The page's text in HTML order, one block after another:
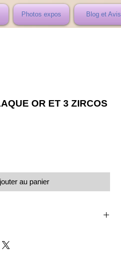
Photos expos Blog et Avis
OR ET 3 ZIRCOS
au panier